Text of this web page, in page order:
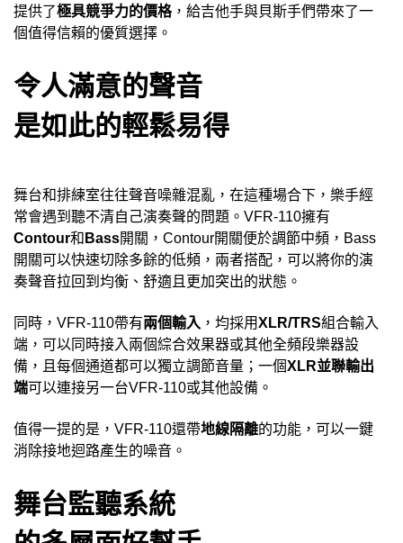
提供了極具競爭力的價格，給吉他手與貝斯手們帶來了一
個值得信賴的優質選擇。
令人滿意的聲音
是如此的輕鬆易得
舞台和排練室往往聲音噪雜混亂，在這種場合下，樂手經
常會遇到聽不清自己演奏聲的問題。 VFR-110擁有
Contour和 Bass開關， Contour開關便於調節中頻， Bass
開關可以快速切除多餘的低頻，兩者搭配，可以將你的演
奏聲音拉回到均衡、舒適且更加突出的狀態。
同時， VFR-110帶有兩個輸入 ，均採用XLR/TRS組合輸入
端，可以同時接入兩個綜合效果器或其他全頻段樂器設
備，且每個通道都可以獨立調節音量；一個XLR並聯輸出
端可以連接另一台VFR-110或其他設備。
值得一提的是， VFR-110還帶地線隔離的功能，可以一鍵
消除接地迴路產生的噪音。
舞台監聽系統